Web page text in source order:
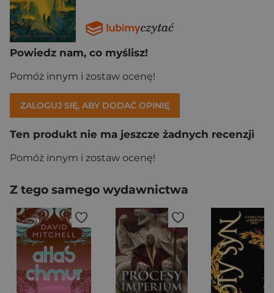
Powiedz nam, co myślisz!
Pomóż innym i zostaw ocenę!
ZALOGUJ SIĘ, ABY DODAĆ OPINIĘ
Ten produkt nie ma jeszcze żadnych recenzji
Pomóż innym i zostaw ocenę!
Z tego samego wydawnictwa